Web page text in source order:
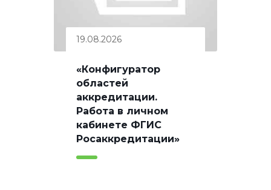
19.08.2026
«Конфигуратор
областей
аккредитации.
Работа в личном
кабинете ФГИС
Росаккредитации»